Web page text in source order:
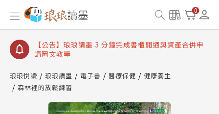
0
【公告】琅琅讀墨數位閱讀資產合併與書櫃開通申請
【公告】琅琅讀墨書櫃開通常見問題
【公告】琅琅讀墨 3 分鐘完成書櫃開通與資產合併申
請圖文教學
查詢
【公告】因 Readmoo 讀墨系統維護中，本站同步暫
停部分閱讀服務
琅琅悅讀 琅琅讀墨 電子書 醫療保健
健康養生
森林裡的放鬆練習